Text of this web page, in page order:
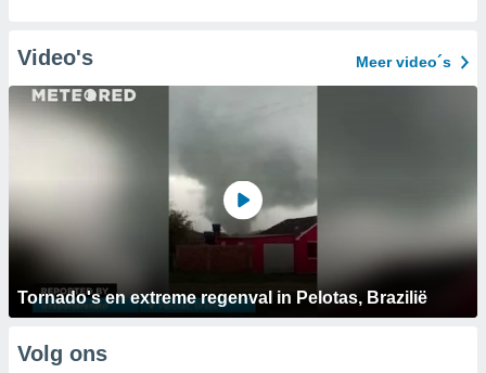
Video's Meer video´s
Tornado's en extreme regenval in Pelotas, Brazilië
Volg ons